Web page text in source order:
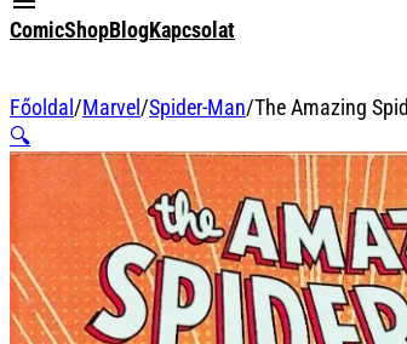
ComicShopBlogKapcsolat
Főoldal /Marvel /Spider-Man/The Amazing
🔍